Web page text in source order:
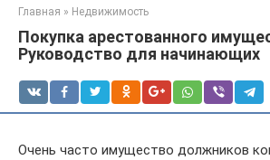
Главная » Недвижимость
Покупка арестованного
Руководство для начинающих
Очень часто имущество должников